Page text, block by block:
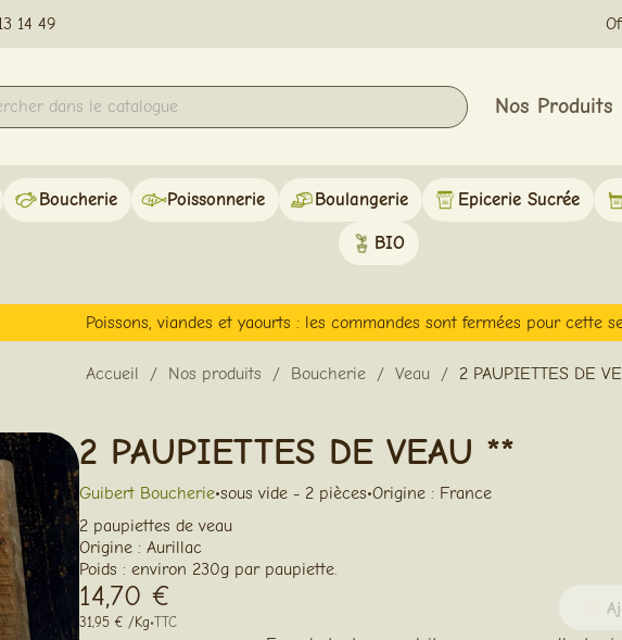
14 49
Nos Produits
Boucherie Poissonnerie Boulangerie Epicerie Sucrée
BIO
Poissons, viandes et yaourts : les commandes sont fermées pour cette
Accueil Nos produits Boucherie Veau 2 PAUPIETTES DE
2 PAUPIETTES DE VEAU **
Guibert Boucherie•sous vide - 2 pièces•Origine : France
2 paupiettes de veau
Origine : Aurillac
Poids : environ 230g par paupiette.
14,70 €
31,95 € /Kg•TTC